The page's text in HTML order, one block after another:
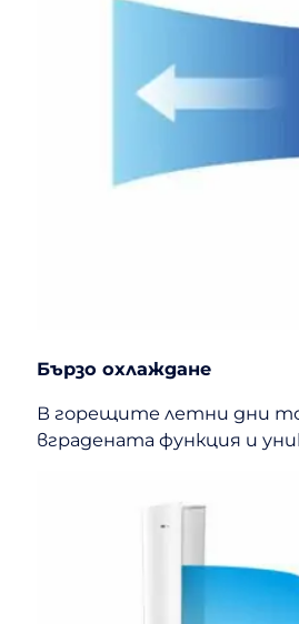
Бързо охлаждане
В горещите летни дни
вградената функция и